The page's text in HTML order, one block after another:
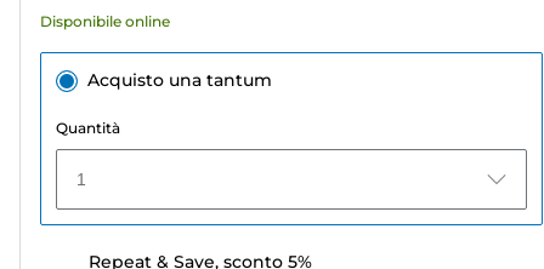
Disponibile online
Acquisto una tantum
Quantità
1
Repeat & Save, sconto 5%